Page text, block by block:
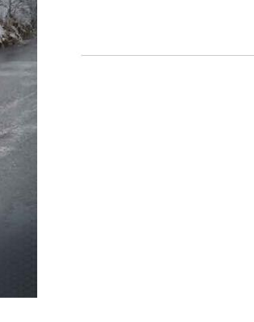
Vetrarbúnaður
Kranar og Kerrur